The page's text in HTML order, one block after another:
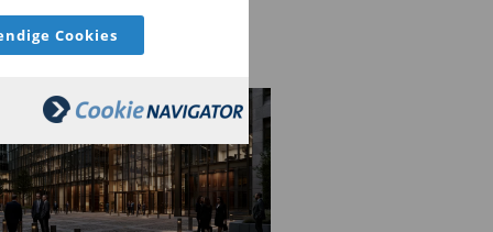
Cookies